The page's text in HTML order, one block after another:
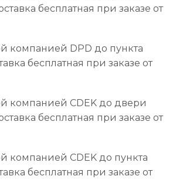
бесплатная при заказе от
компанией DPD до пункта
бесплатная при заказе от
компанией CDEK до двери
бесплатная при заказе от
компанией CDEK до пункта
бесплатная при заказе от